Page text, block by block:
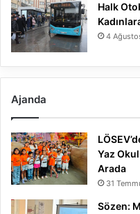
Halk
4
Ajanda
Yaz
Arada
31
Sözen: